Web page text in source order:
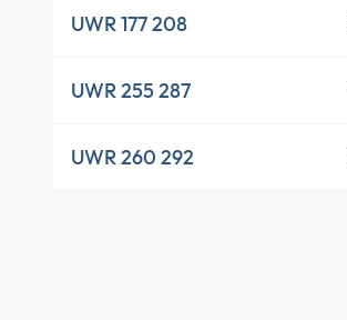
UWR 177 208
UWR 255 287
UWR 260 292